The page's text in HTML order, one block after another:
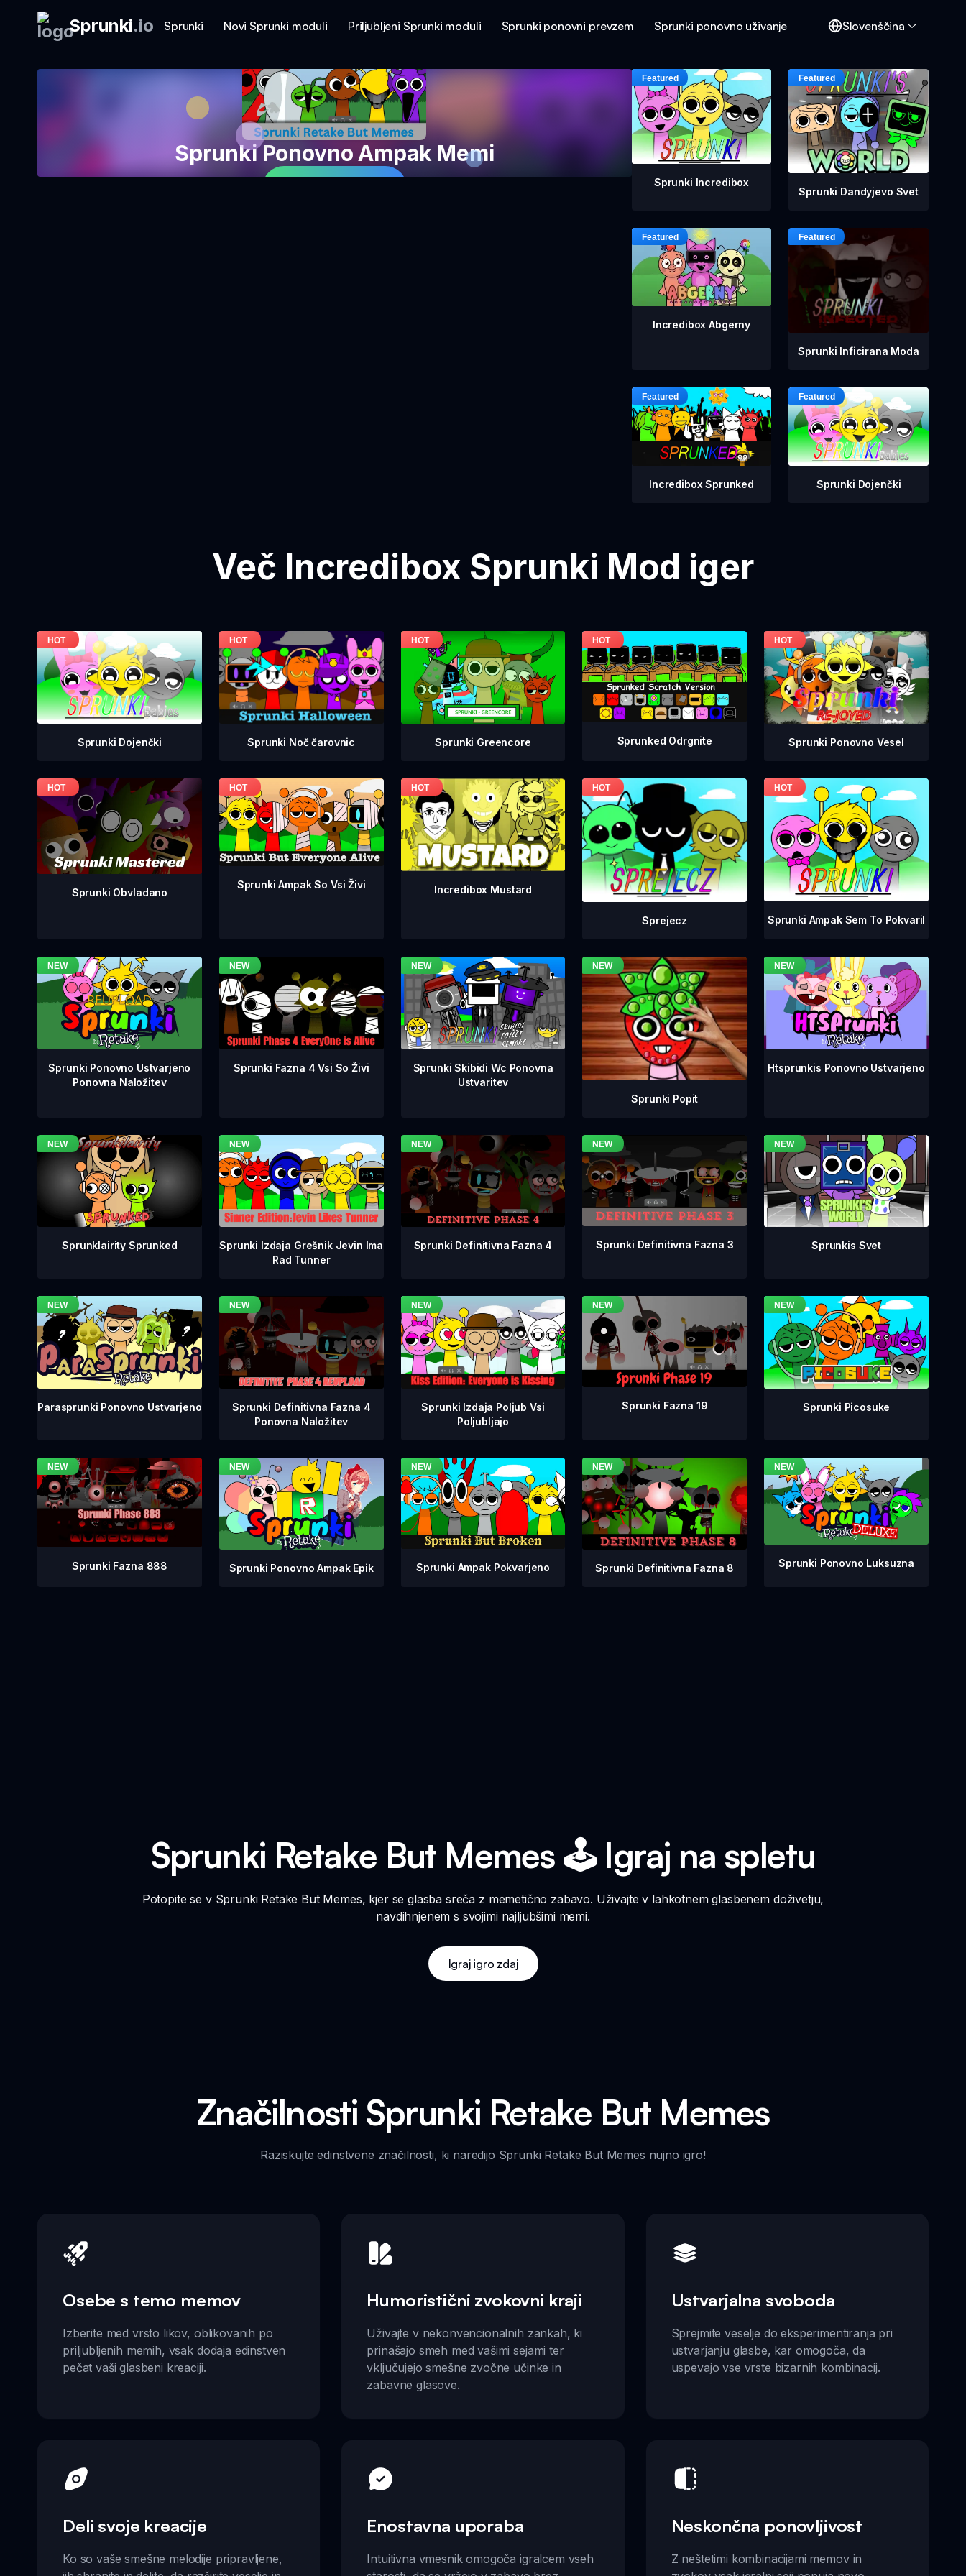
Sprunki.io Sprunki Novi Sprunki moduli Priljubljeni Sprunki moduli Sprunki ponovni prevzem Sprunki ponovno uživanje Slovenščina
Sprunki Ponovno Ampak Memi
Sprunki Incredibox
Sprunki Dandyjevo Svet
Incredibox Abgerny
Sprunki Inficirana Moda
Incredibox Sprunked Sprunki Dojenčki
Več Incredibox Sprunki Mod iger
Sprunki Dojenčki Sprunki Noč čarovnic Sprunki Greencore Sprunked Odrgnite Sprunki Ponovno Vesel
Sprunki Obvladano
Sprunki Ampak So Vsi Živi Incredibox Mustard
Sprejecz Sprunki Ampak Sem To Pokvaril
Sprunki Ponovno Ustvarjeno
Ponovna Naložitev
Sprunki Fazna 4 Vsi So Živi
Sprunki Skibidi Wc Ponovna
Ustvaritev
Sprunki Popit
Htsprunkis Ponovno Ustvarjeno
Sprunklairity Sprunked
Sprunki Izdaja Grešnik Jevin Ima
Rad Tunner
Sprunki Definitivna Fazna 4 Sprunki Definitivna Fazna 3 Sprunkis Svet
Parasprunki Ponovno Ustvarjeno
Sprunki Definitivna Fazna 4
Ponovna Naložitev
Sprunki Izdaja Poljub Vsi
Poljubljajo
Sprunki Fazna 19 Sprunki Picosuke
Sprunki Fazna 888 Sprunki Ponovno Ampak Epik Sprunki Ampak Pokvarjeno Sprunki Definitivna Fazna 8 Sprunki Ponovno Luksuzna
Sprunki Retake But Memes 🕹️ Igraj na spletu
Potopite se v Sprunki Retake But Memes, kjer se glasba sreča z memetično zabavo. Uživajte v lahkotnem glasbenem doživetju,
navdihnjenem s svojimi najljubšimi memi.
Igraj igro zdaj
Značilnosti Sprunki Retake But Memes
Raziskujte edinstvene značilnosti, ki naredijo Sprunki Retake But Memes nujno igro!
Osebe s temo memov
Izberite med vrsto likov, oblikovanih po
priljubljenih memih, vsak dodaja edinstven
pečat vaši glasbeni kreaciji.
Humoristični zvokovni kraji
Uživajte v nekonvencionalnih zankah, ki
prinašajo smeh med vašimi sejami ter
vključujejo smešne zvočne učinke in
zabavne glasove.
Ustvarjalna svoboda
Sprejmite veselje do eksperimentiranja pri
ustvarjanju glasbe, kar omogoča, da
uspevajo vse vrste bizarnih kombinacij.
Deli svoje kreacije
Ko so vaše smešne melodije pripravljene,
Enostavna uporaba
Intuitivna vmesnik omogoča igralcem vseh
Neskončna ponovljivost
Z neštetimi kombinacijami memov in